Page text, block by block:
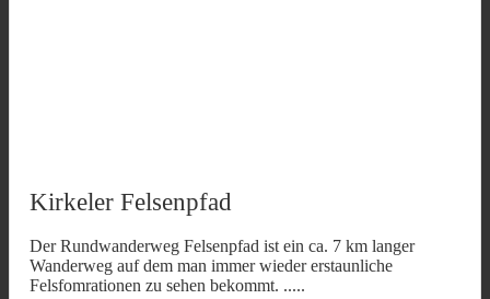
Kirkeler Felsenpfad
Der Rundwanderweg Felsenpfad ist ein ca. 7 km langer
Wanderweg auf dem man immer wieder erstaunliche
Felsfomrationen zu sehen bekommt. .....